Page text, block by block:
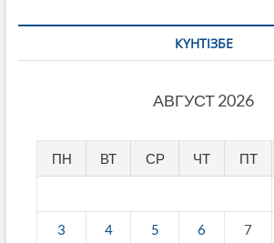
КҮНТІЗБЕ
АВГУСТ 2026
ПН ВТ СР ЧТ ПТ
3 4 5 6 7